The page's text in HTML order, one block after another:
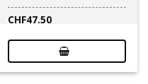
CHF47.50